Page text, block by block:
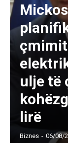
ulje të
lirë
Biznes - 06/08/